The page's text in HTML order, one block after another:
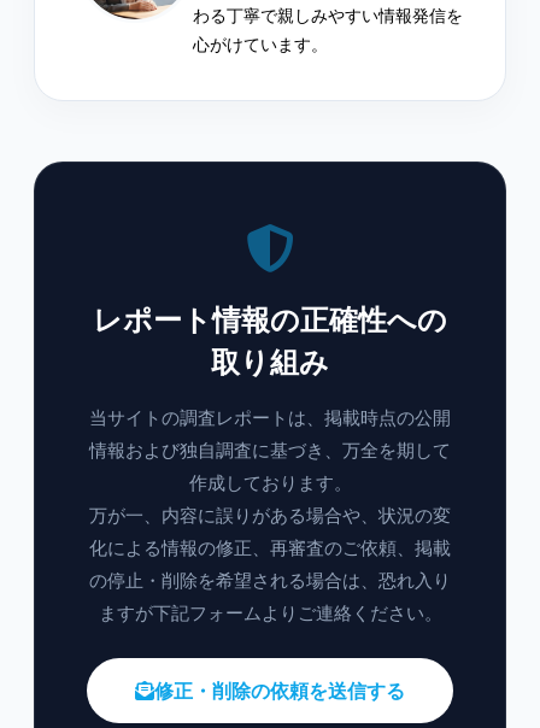
わる丁寧で親しみやすい情報発信を
心がけています。
レポート情報の正確性への
取り組み
当サイトの調査レポートは、掲載時点の公開
情報および独自調査に基づき、万全を期して
作成しております。
万が一、内容に誤りがある場合や、状況の変
化による情報の修正、再審査のご依頼、掲載
の停止・削除を希望される場合は、恐れ入り
ますが下記フォームよりご連絡ください。
修正・削除の依頼を送信する